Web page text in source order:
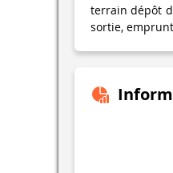
terrain dépôt
sortie,